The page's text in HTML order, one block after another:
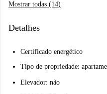
Mostrar todas (14)
Detalhes
Certificado energético
Tipo de propriedade:
Elevador: não